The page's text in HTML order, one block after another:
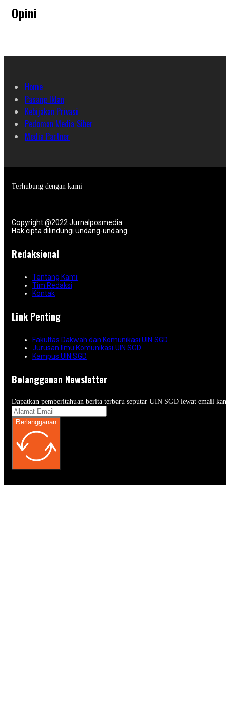
Opini
Home
Pasang Iklan
Kebijakan Privasi
Pedoman Media Siber
Media Partner
Terhubung dengan kami
Copyright @2022 Jurnalposmedia.
Hak cipta dilindungi undang-undang
Redaksional
Tentang Kami
Tim Redaksi
Kontak
Link Penting
Fakultas Dakwah dan Komunikasi UIN SGD
Jurusan Ilmu Komunikasi UIN SGD
Kampus UIN SGD
Belangganan Newsletter
Dapatkan pemberitahuan berita terbaru seputar UIN SGD lewat email
Berlangganan